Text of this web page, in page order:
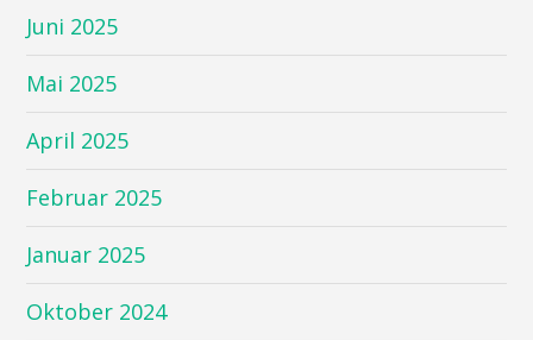
Juni 2025
Mai 2025
April 2025
Februar 2025
Januar 2025
Oktober 2024